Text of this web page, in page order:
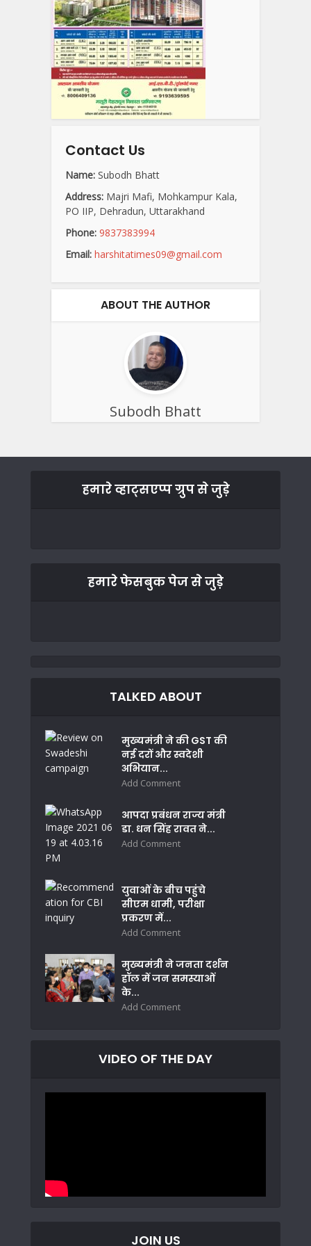
Contact Us
Name: Subodh Bhatt
Address: Majri Mafi, Mohkampur Kala,
PO IIP, Dehradun, Uttarakhand
Phone: 9837383994
Email: harshitatimes09@gmail.com
ABOUT THE AUTHOR
Subodh Bhatt
हमारे व्हाट्सएप्प ग्रुप से जुड़े
हमारे फेसबुक पेज से जुड़े
TALKED ABOUT
मुख्यमंत्री ने की GST की
नई दरों और स्वदेशी
अभियान...
Add Comment
आपदा प्रबंधन राज्य मंत्री
डा. धन सिंह रावत ने...
Add Comment
युवाओं के बीच पहुंचे
सीएम धामी, परीक्षा
प्रकरण में...
Add Comment
मुख्यमंत्री ने जनता दर्शन
हॉल में जन समस्याओं
के...
Add Comment
VIDEO OF THE DAY
JOIN US